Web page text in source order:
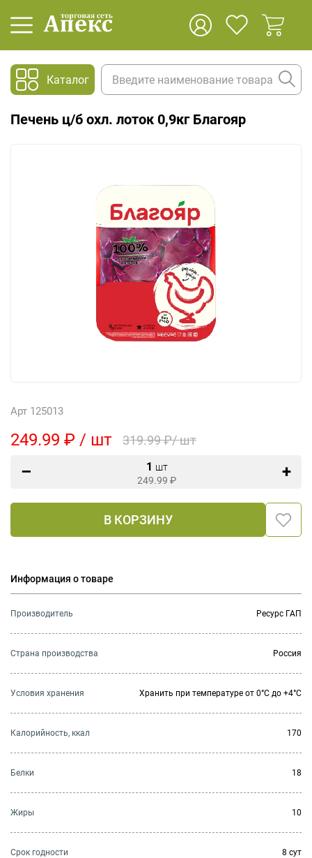
Каталог
Печень ц/б охл. лоток 0,9кг Благояр
Арт 125013
249.99 ₽ / шт 319.99 ₽/ шт
1 шт
249.99 ₽
В КОРЗИНУ
Информация о товаре
Производитель Ресурс ГАП
Страна производства Россия
Условия хранения Хранить при температуре от 0°С до +4°С
Калорийность, ккал 170
Белки 18
Жиры 10
Cрок годности 8 сут